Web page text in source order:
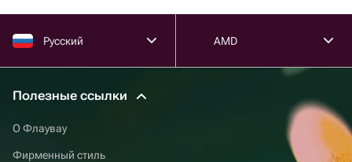
Русский AMD
Полезные ссылки
О Флаувау
Фирменный стиль